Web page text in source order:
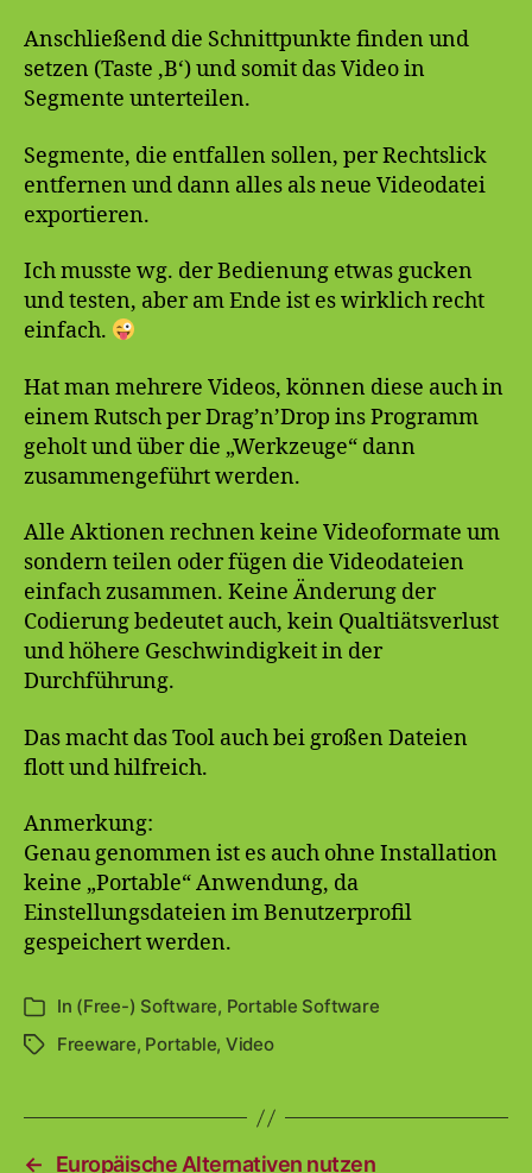
Anschließend die Schnittpunkte finden und
setzen (Taste ‚B‘) und somit das Video in
Segmente unterteilen.
Segmente, die entfallen sollen, per Rechtslick
entfernen und dann alles als neue Videodatei
exportieren.
Ich musste wg. der Bedienung etwas gucken
und testen, aber am Ende ist es wirklich recht
einfach.
Hat man mehrere Videos, können diese auch in
einem Rutsch per Drag’n’Drop ins Programm
geholt und über die „Werkzeuge“ dann
zusammengeführt werden.
Alle Aktionen rechnen keine Videoformate um
sondern teilen oder fügen die Videodateien
einfach zusammen. Keine Änderung der
Codierung bedeutet auch, kein Qualtiätsverlust
und höhere Geschwindigkeit in der
Durchführung.
Das macht das Tool auch bei großen Dateien
flott und hilfreich.
Anmerkung:
Genau genommen ist es auch ohne Installation
keine „Portable“ Anwendung, da
Einstellungsdateien im Benutzerprofil
gespeichert werden.
Kategorien
In (Free-) Software, Portable Software
Schlagwörter
Freeware, Portable, Video
←
Europäische Alternativen nutzen